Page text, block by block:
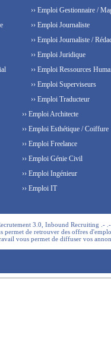
›› Emploi Gestionnaire /
›› Emploi Journaliste
›› Emploi Journaliste /
›› Emploi Juridique
›› Emploi Ressources
›› Emploi Superviseurs
›› Emploi Traducteur
›› Emploi Architecte
›› Emploi Esthétique / Coiffure
›› Emploi Freelance
›› Emploi Génie Civil
›› Emploi Ingénieur
›› Emploi IT
3.0, Inbound Recruiting .-
permet de retrouver des offres
vous permet de diffuser vos